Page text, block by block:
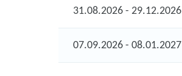
31.08.2026 - 29.12.2026
07.09.2026 - 08.01.2027